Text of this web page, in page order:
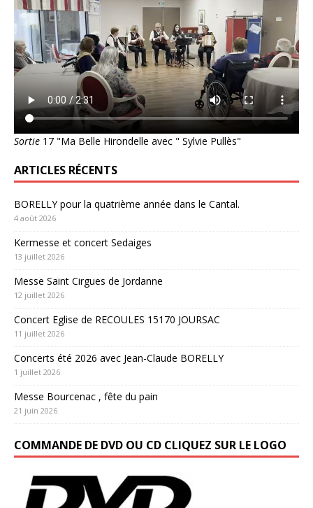
Sortie 17 "Ma Belle Hirondelle avec " Sylvie Pullès"
ARTICLES RÉCENTS
BORELLY pour la quatrième année dans le Cantal.
4 août 2026
Kermesse et concert Sedaiges
13 juillet 2026
Messe Saint Cirgues de Jordanne
12 juillet 2026
Concert Eglise de RECOULES 15170 JOURSAC
11 juillet 2026
Concerts été 2026 avec Jean-Claude BORELLY
1 juillet 2026
Messe Bourcenac , fête du pain
21 juin 2026
COMMANDE DE DVD OU CD CLIQUEZ SUR LE LOGO